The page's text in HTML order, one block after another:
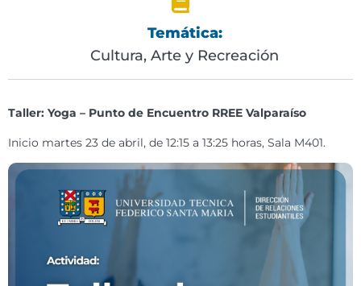
Taller: Yoga – Punto de Encuentro RREE Valparaíso
Inicio martes 23 de abril, de 12:15 a 13:25 horas, Sala M401.
Temática:
Cultura, Arte y Recreación